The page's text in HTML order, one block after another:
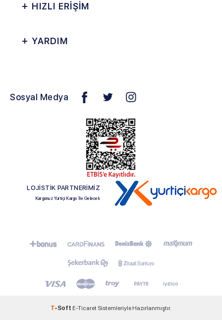
HIZLI ERİŞİM
YARDIM
Sosyal Medya
LOJİSTİK PARTNERİMİZ
Kargonuz Yurtiçi Kargo İle Gelecek
T-Soft E-Ticaret Sistemleriyle Hazırlanmıştır.